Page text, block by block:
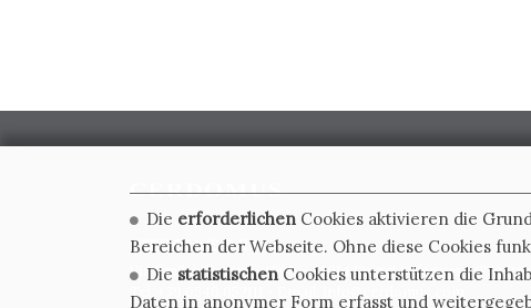
CERDOMUS S.R.L.
Via Emilia Ponente, 1000 - 48014 Castel Bolognese (RA)
Tel. +39.0546.652111 - Email: info@cerdomus.com
Die erforderlichen Cookies aktivieren die
Bereichen der Webseite. Ohne diese Cookies
Die statistischen Cookies unterstützen die
Daten in anonymer Form erfasst und